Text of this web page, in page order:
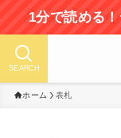
1分で読める！
SEARCH
ホーム 表札